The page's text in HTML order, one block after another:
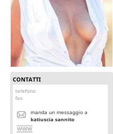
CONTATTI
telefono
fax
manda un messaggio a
katiuscia sannito